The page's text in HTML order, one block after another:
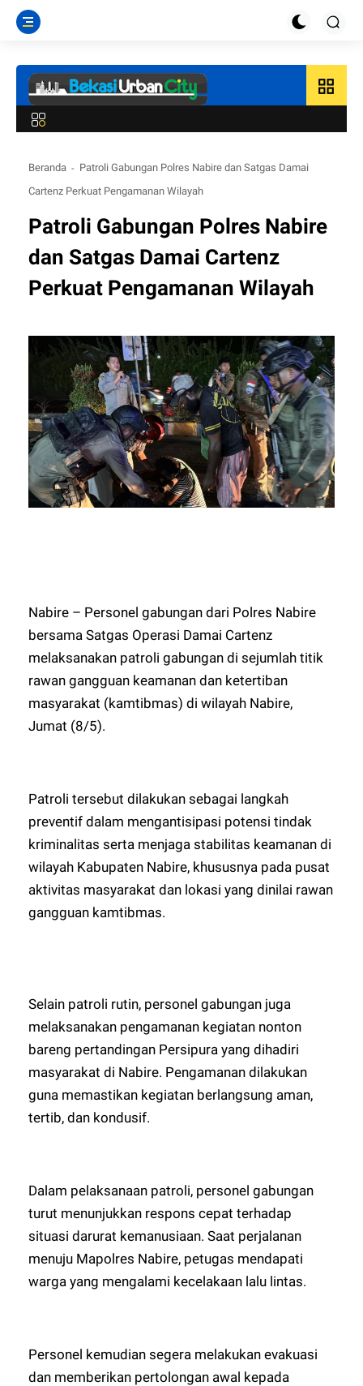
grid_view
Beranda
Patroli Gabungan Polres Nabire dan Satgas Damai
Cartenz Perkuat Pengamanan Wilayah
Patroli Gabungan Polres Nabire
dan Satgas Damai Cartenz
Perkuat Pengamanan Wilayah
Nabire – Personel gabungan dari Polres Nabire
bersama Satgas Operasi Damai Cartenz
melaksanakan patroli gabungan di sejumlah titik
rawan gangguan keamanan dan ketertiban
masyarakat (kamtibmas) di wilayah Nabire,
Jumat (8/5).
Patroli tersebut dilakukan sebagai langkah
preventif dalam mengantisipasi potensi tindak
kriminalitas serta menjaga stabilitas keamanan di
wilayah Kabupaten Nabire, khususnya pada pusat
aktivitas masyarakat dan lokasi yang dinilai rawan
gangguan kamtibmas.
Selain patroli rutin, personel gabungan juga
melaksanakan pengamanan kegiatan nonton
bareng pertandingan Persipura yang dihadiri
masyarakat di Nabire. Pengamanan dilakukan
guna memastikan kegiatan berlangsung aman,
tertib, dan kondusif.
Dalam pelaksanaan patroli, personel gabungan
turut menunjukkan respons cepat terhadap
situasi darurat kemanusiaan. Saat perjalanan
menuju Mapolres Nabire, petugas mendapati
warga yang mengalami kecelakaan lalu lintas.
Personel kemudian segera melakukan evakuasi
dan memberikan pertolongan awal kepada